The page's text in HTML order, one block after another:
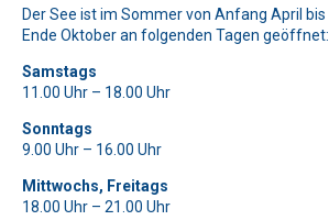
Der See ist im Sommer von Anfang April bis
Ende Oktober an folgenden Tagen geöffnet:
Samstags
11.00 Uhr – 18.00 Uhr
Sonntags
9.00 Uhr – 16.00 Uhr
Mittwochs, Freitags
18.00 Uhr – 21.00 Uhr